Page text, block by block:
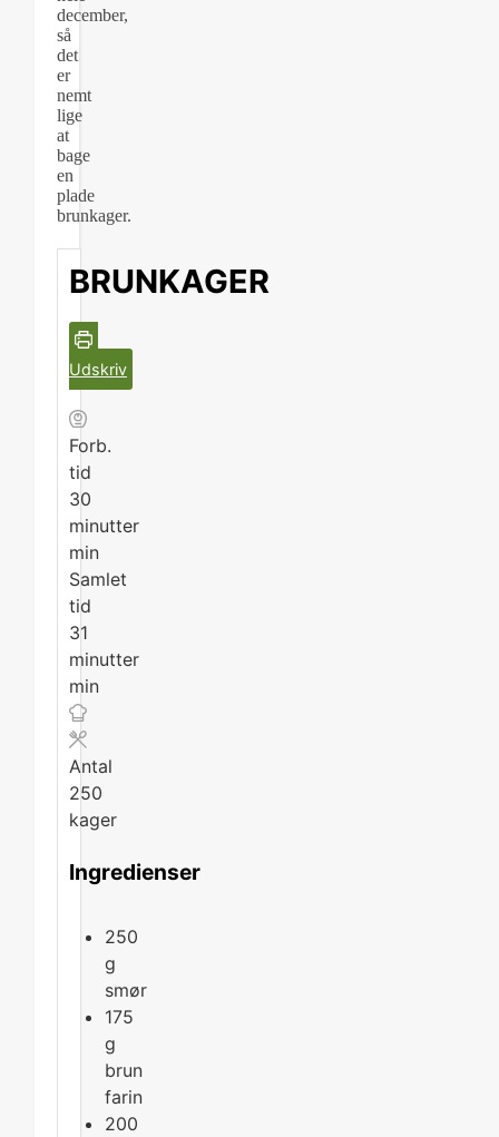
december,
så
det
er
nemt
lige
at
bage
en
plade
brunkager.
BRUNKAGER
Udskriv
Forb.
tid
30
minutter
min
Samlet
tid
31
minutter
min
Antal
250
kager
Ingredienser
250
g
smør
175
g
brun
farin
200